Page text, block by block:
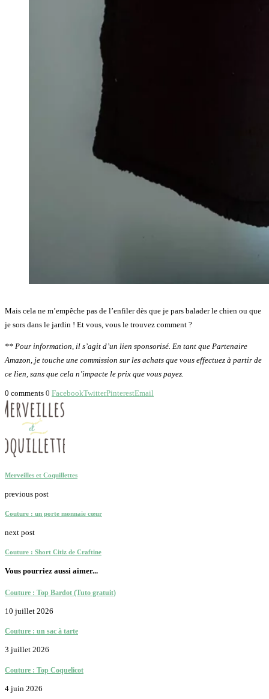
Mais cela ne m’empêche pas de l’enfiler dès que je pars balader le chien ou que
je sors dans le jardin ! Et vous, vous le trouvez comment ?
** Pour information, il s’agit d’un lien sponsorisé. En tant que Partenaire
Amazon, je touche une commission sur les achats que vous effectuez à partir de
ce lien, sans que cela n’impacte le prix que vous payez.
0 comments 0 FacebookTwitterPinterestEmail
Merveilles et Coquillettes
previous post
Couture : un porte monnaie cœur
next post
Couture : Short Citiz de Craftine
Vous pourriez aussi aimer...
Couture : Top Bardot (Tuto gratuit)
10 juillet 2026
Couture : un sac à tarte
3 juillet 2026
Couture : Top Coquelicot
4 juin 2026